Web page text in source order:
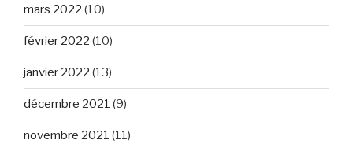
mars 2022 (10)
février 2022 (10)
janvier 2022 (13)
décembre 2021 (9)
novembre 2021 (11)